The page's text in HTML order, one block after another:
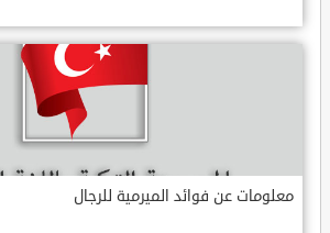
معلومات عن فوائد الميرمية للرجال